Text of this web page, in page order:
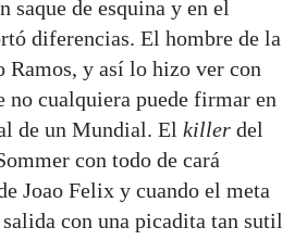
saque de esquina y en el
diferencias. El hombre de la
Ramos, y así lo hizo ver con
no cualquiera puede firmar en
de un Mundial. El killer del
con todo de cará
Joao Felix y cuando el meta
con una picadita tan sutil